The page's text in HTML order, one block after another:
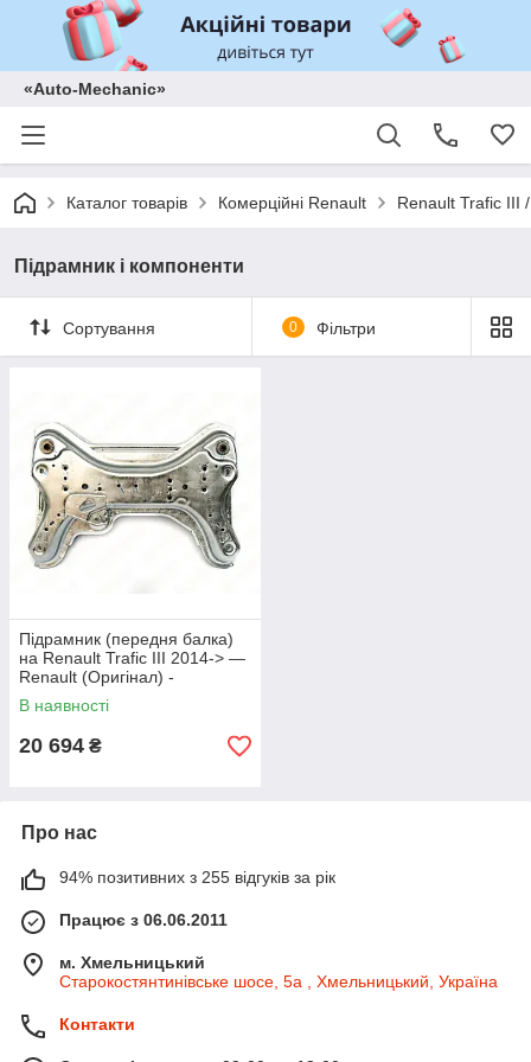
«Auto-Mechanic»
Каталог товарів Комерційні Renault Renault Trafic III
Підрамник і компоненти
Сортування 0 Фільтри
Підрамник (передня балка)
на Renault Trafic III 2014-> —
Renault (Оригінал) -
544016605R
В наявності
20 694 ₴
Про нас
94% позитивних з 255 відгуків за рік
Працює з 06.06.2011
м. Хмельницький
Старокостянтинівське шосе, 5а , Хмельницький, Україна
Контакти